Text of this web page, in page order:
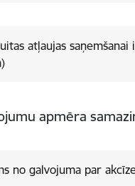
ir līdzvērtīgie AEO kritērijiem (AEOC, AEOF statusa
apmēra
no galvojuma par